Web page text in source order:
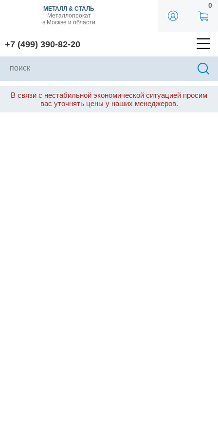
МЕТАЛЛ & СТАЛЬ
Металлопрокат
в Москве и области
+7 (499) 390-82-20
0
В связи с нестабильной экономической ситуацией просим
вас уточнять цены у наших менеджеров.